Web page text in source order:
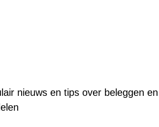
nieuws en tips over beleggen en